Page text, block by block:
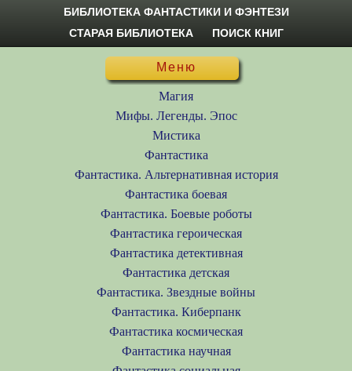
БИБЛИОТЕКА ФАНТАСТИКИ И ФЭНТЕЗИ
СТАРАЯ БИБЛИОТЕКА
ПОИСК КНИГ
Меню
Магия
Мифы. Легенды. Эпос
Мистика
Фантастика
Фантастика. Альтернативная история
Фантастика боевая
Фантастика. Боевые роботы
Фантастика героическая
Фантастика детективная
Фантастика детская
Фантастика. Звездные войны
Фантастика. Киберпанк
Фантастика космическая
Фантастика научная